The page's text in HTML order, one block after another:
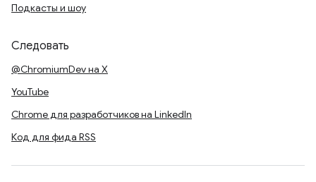
Подкасты и шоу
Следовать
@ChromiumDev на X
YouTube
Chrome для разработчиков на LinkedIn
Код для фида RSS